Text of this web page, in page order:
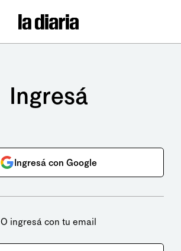
Ingresá
Ingresá con Google
O ingresá con tu email